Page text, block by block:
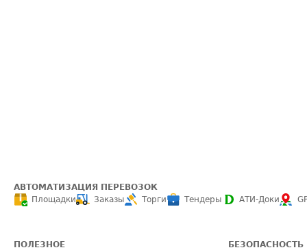
АВТОМАТИЗАЦИЯ ПЕРЕВОЗОК
Площадки
Заказы Торги Тендеры АТИ-Доки
ПОЛЕЗНОЕ БЕЗОПАСНОСТЬ